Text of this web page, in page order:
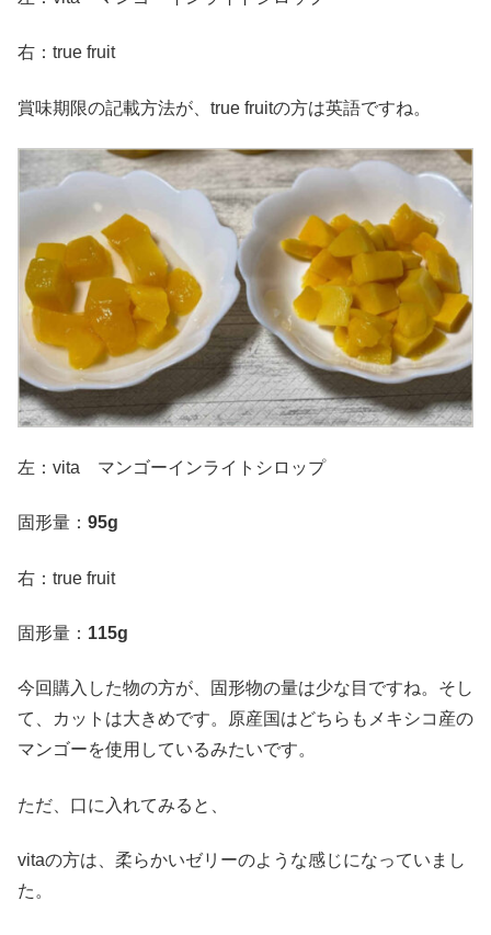
右：true fruit
賞味期限の記載方法が、true fruitの方は英語ですね。
左：vita マンゴーインライトシロップ
固形量： 95g
右：true fruit
固形量： 115g
今回購入した物の方が、固形物の量は少な目ですね。そし
て、カットは大きめです。原産国はどちらもメキシコ産の
マンゴーを使用しているみたいです。
ただ、口に入れてみると、
vitaの方は、柔らかいゼリーのような感じになっていまし
た。